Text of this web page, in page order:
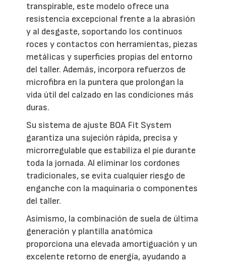
transpirable, este modelo ofrece una
resistencia excepcional frente a la abrasión
y al desgaste, soportando los continuos
roces y contactos con herramientas, piezas
metálicas y superficies propias del entorno
del taller. Además, incorpora refuerzos de
microfibra en la puntera que prolongan la
vida útil del calzado en las condiciones más
duras.
Su sistema de ajuste BOA Fit System
garantiza una sujeción rápida, precisa y
microrregulable que estabiliza el pie durante
toda la jornada. Al eliminar los cordones
tradicionales, se evita cualquier riesgo de
enganche con la maquinaria o componentes
del taller.
Asimismo, la combinación de suela de última
generación y plantilla anatómica
proporciona una elevada amortiguación y un
excelente retorno de energía, ayudando a